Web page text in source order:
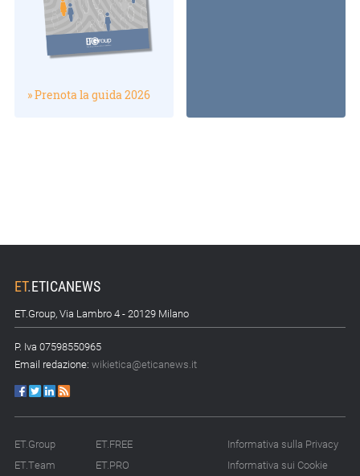
» Prenota la guida 2026
ET.ETICANEWS
ET.Group, Via Lambro 4 - 20129 Milano
P. Iva 07598550965
Email redazione: wikietica@eticanews.it
ET.Group
ET.Team
ET.FREE
ET.PRO
Informativa sulla Privacy
Informativa sui Cookie